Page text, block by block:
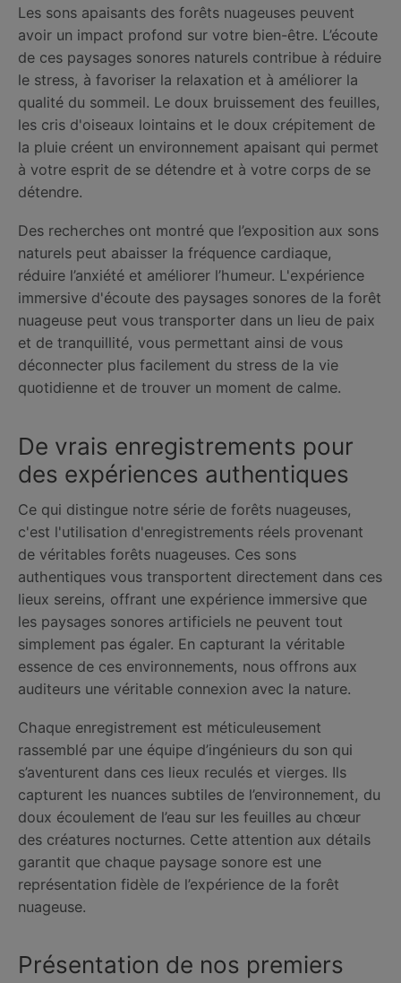
Les sons apaisants des forêts nuageuses peuvent
avoir un impact profond sur votre bien-être. L’écoute
de ces paysages sonores naturels contribue à réduire
le stress, à favoriser la relaxation et à améliorer la
qualité du sommeil. Le doux bruissement des feuilles,
les cris d'oiseaux lointains et le doux crépitement de
la pluie créent un environnement apaisant qui permet
à votre esprit de se détendre et à votre corps de se
détendre.
Des recherches ont montré que l’exposition aux sons
naturels peut abaisser la fréquence cardiaque,
réduire l’anxiété et améliorer l’humeur. L'expérience
immersive d'écoute des paysages sonores de la forêt
nuageuse peut vous transporter dans un lieu de paix
et de tranquillité, vous permettant ainsi de vous
déconnecter plus facilement du stress de la vie
quotidienne et de trouver un moment de calme.
De vrais enregistrements pour
des expériences authentiques
Ce qui distingue notre série de forêts nuageuses,
c'est l'utilisation d'enregistrements réels provenant
de véritables forêts nuageuses. Ces sons
authentiques vous transportent directement dans ces
lieux sereins, offrant une expérience immersive que
les paysages sonores artificiels ne peuvent tout
simplement pas égaler. En capturant la véritable
essence de ces environnements, nous offrons aux
auditeurs une véritable connexion avec la nature.
Chaque enregistrement est méticuleusement
rassemblé par une équipe d’ingénieurs du son qui
s’aventurent dans ces lieux reculés et vierges. Ils
capturent les nuances subtiles de l’environnement, du
doux écoulement de l’eau sur les feuilles au chœur
des créatures nocturnes. Cette attention aux détails
garantit que chaque paysage sonore est une
représentation fidèle de l’expérience de la forêt
nuageuse.
Présentation de nos premiers